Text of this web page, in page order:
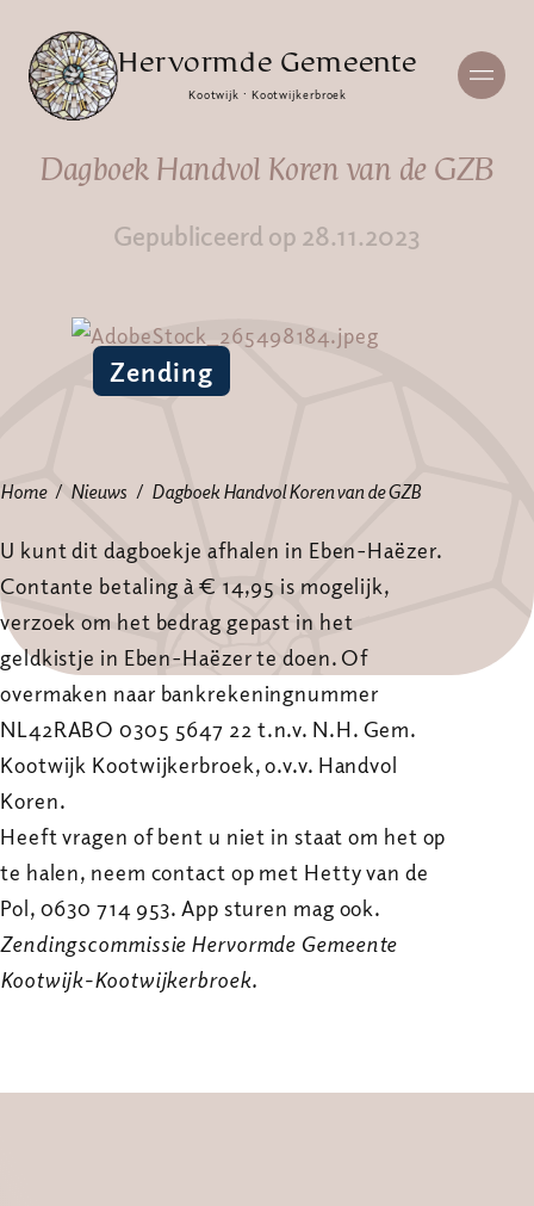
Hervormde Gemeente
Kootwijk · Kootwijkerbroek
Dagboek Handvol Koren van de GZB
Gepubliceerd op 28.11.2023
Zending
Home Nieuws Dagboek Handvol Koren van de GZB
U kunt dit dagboekje afhalen in Eben-Haëzer.
Contante betaling à € 14,95 is mogelijk,
verzoek om het bedrag gepast in het
geldkistje in Eben-Haëzer te doen. Of
overmaken naar bankrekeningnummer
NL42RABO 0305 5647 22 t.n.v. N.H. Gem.
Kootwijk Kootwijkerbroek, o.v.v. Handvol
Koren.
Heeft vragen of bent u niet in staat om het op
te halen, neem contact op met Hetty van de
Pol, 0630 714 953. App sturen mag ook.
Zendingscommissie Hervormde Gemeente
Kootwijk-Kootwijkerbroek.